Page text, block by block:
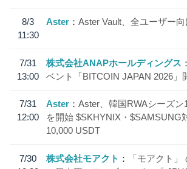
8/3
11:30
Aster Aster Vault、全ユーザー
7/31
13:00
株式会社ANAPホールディングス
ベント「BITCOIN JAPAN 2026」
7/31
12:00
Aster
Aster、韓国RWAシーズ
を開始 $SKHYNIX・$SAMSUNG
10,000 USDT
7/30
株式会社モアクト
「モアクト